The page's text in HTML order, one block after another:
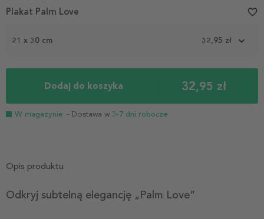
1
21 x 30 cm 32,95 zł
Dodaj do koszyka 32,95 zł
W magazynie - Dostawa w 3-7 dni robocze
Plakat Palm Love favorite_border
Opis produktu
Odkryj subtelną elegancję „Palm Love”